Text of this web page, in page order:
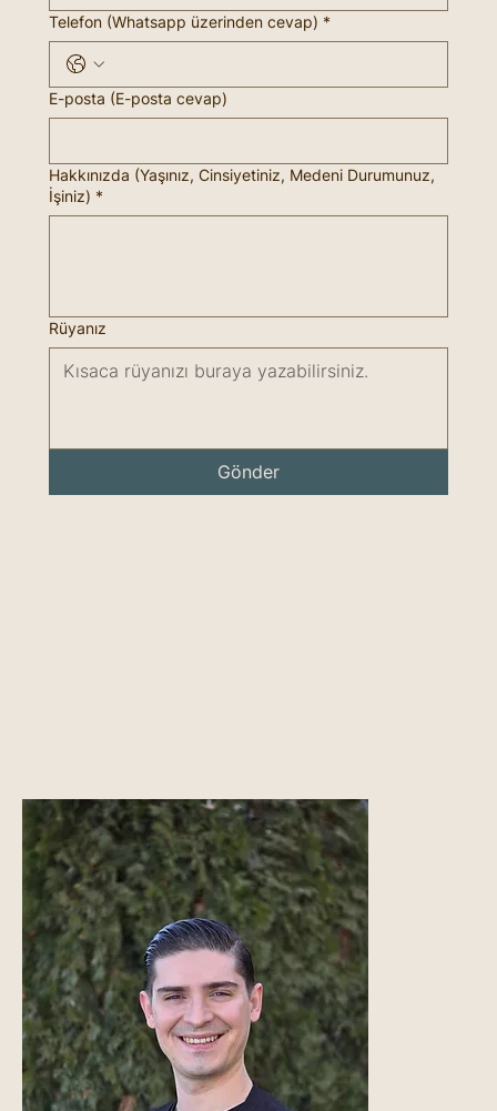
Telefon (Whatsapp üzerinden cevap) *
E-posta (E-posta cevap)
Hakkınızda (Yaşınız, Cinsiyetiniz, Medeni Durumunuz,
İşiniz) *
Rüyanız
Gönder